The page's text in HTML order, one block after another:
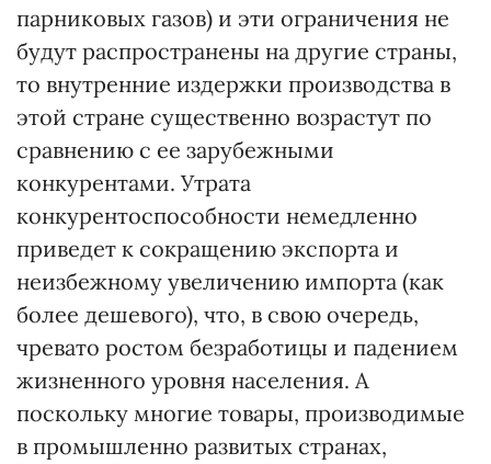
парниковых газов) и эти ограничения не
будут распространены на другие страны,
то внутренние издержки производства в
этой стране существенно возрастут по
сравнению с ее зарубежными
конкурентами. Утрата
конкурентоспособности немедленно
приведет к сокращению экспорта и
неизбежному увеличению импорта (как
более дешевого), что, в свою очередь,
чревато ростом безработицы и падением
жизненного уровня населения. А
поскольку многие товары, производимые
в промышленно развитых странах,